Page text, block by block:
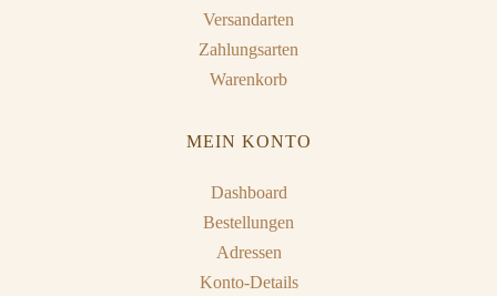
Versandarten
Zahlungsarten
Warenkorb
MEIN KONTO
Dashboard
Bestellungen
Adressen
Konto-Details